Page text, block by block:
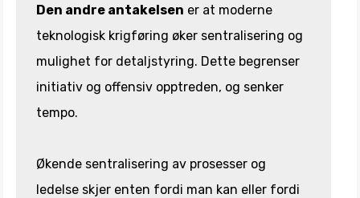
Den andre antakelsen er at moderne
teknologisk krigføring øker sentralisering og
mulighet for detaljstyring. Dette begrenser
initiativ og offensiv opptreden, og senker
tempo.
Økende sentralisering av prosesser og
ledelse skjer enten fordi man kan eller fordi